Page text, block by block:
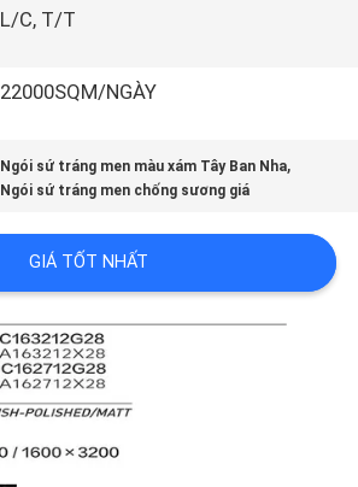
L/C, T/T
22000SQM/NGÀY
Ngói sứ tráng men màu xám Tây Ban Nha,
Ngói sứ tráng men chống sương giá
GIÁ TỐT NHẤT